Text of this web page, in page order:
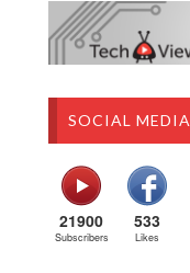
SOCIAL MEDIA
21900
Subscribers
533
Likes